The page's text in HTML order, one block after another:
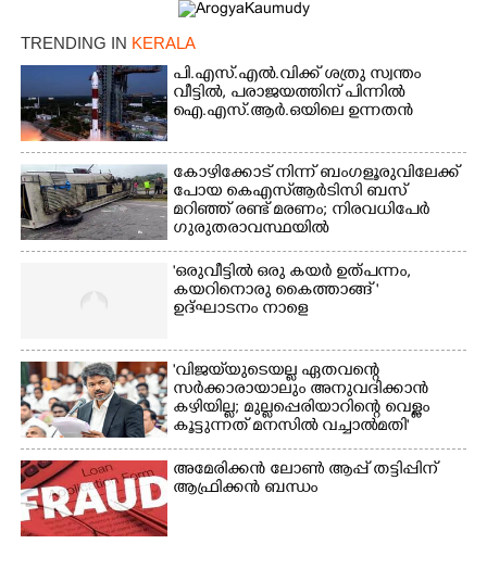
TRENDING IN KERALA
പി.എസ്.എൽ.വിക്ക് ശത്രു സ്വന്തം
വീട്ടിൽ,​ പരാജയത്തിന് പിന്നിൽ
ഐ.എസ്.ആർ.ഒയിലെ ഉന്നതൻ
കോഴിക്കോട് നിന്ന് ബംഗളൂരുവിലേക്ക്
പോയ കെഎസ്‌ആർടിസി ബസ്
മറിഞ്ഞ് രണ്ട് മരണം; നിരവധിപേർ
ഗുരുതരാവസ്ഥയിൽ
'ഒരുവീട്ടിൽ ഒരു കയർ ഉത്പന്നം,
കയറിനൊരു കൈത്താങ്ങ് '
ഉദ്ഘാടനം നാളെ
'വിജയ്‌യുടെയല്ല ഏതവന്റെ
സർക്കാരായാലും അനുവദിക്കാൻ
കഴിയില്ല; മുല്ലപ്പെരിയാറിന്റെ വെള്ളം
കൂട്ടുന്നത് മനസിൽ വച്ചാൽമതി'
അമേരിക്കൻ ലോൺ ആപ്പ് തട്ടിപ്പിന്
ആഫ്രിക്കൻ ബന്ധം
×
Share this link
Copy Link